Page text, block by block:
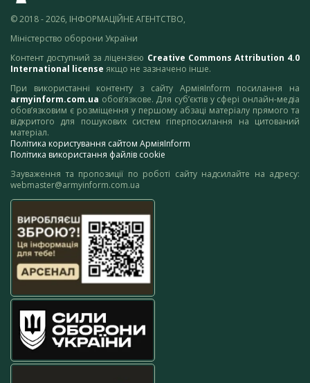
© 2018 - 2026, ІНФОРМАЦІЙНЕ АГЕНТСТВО,
Міністерство оборони України
Контент доступний за ліцензією Creative Commons Attribution 4.0
International license якщо не зазначено інше.
При використанні контенту з сайту АрміяInform посилання на
armyinform.com.ua обов’язкове. Для суб’єктів у сфері онлайн-медіа
обов’язковим є розміщення у першому абзаці матеріалу прямого та
відкритого для пошукових систем гіперпосилання на цитований
матеріал.
Політика користування сайтом АрміяInform
Політика використання файлів cookie
Зауваження та пропозиції по роботі сайту надсилайте на адресу:
webmaster@armyinform.com.ua